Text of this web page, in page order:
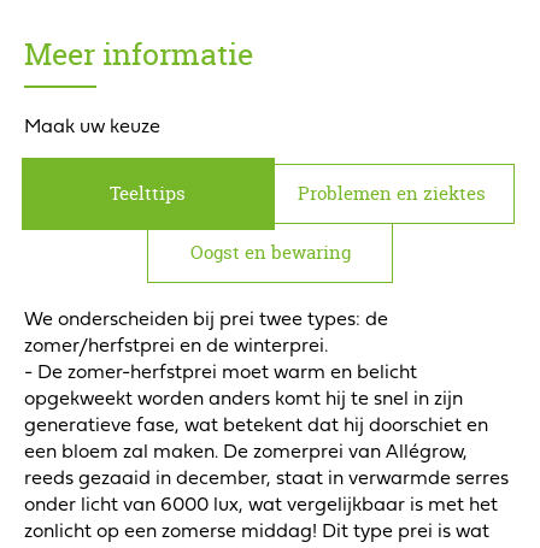
Meer informatie
Maak uw keuze
Teelttips Problemen en ziektes
Oogst en bewaring
We onderscheiden bij prei twee types: de
zomer/herfstprei en de winterprei.
- De zomer-herfstprei moet warm en belicht
opgekweekt worden anders komt hij te snel in zijn
generatieve fase, wat betekent dat hij doorschiet en
een bloem zal maken. De zomerprei van Allégrow,
reeds gezaaid in december, staat in verwarmde serres
onder licht van 6000 lux, wat vergelijkbaar is met het
zonlicht op een zomerse middag! Dit type prei is wat